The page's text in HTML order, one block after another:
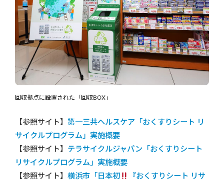
回収拠点に設置された「回収BOX」
【参照サイト】 第一三共ヘルスケア「おくすりシート リ
サイクルプログラム」実施概要
【参照サイト】 テラサイクルジャパン「おくすりシート
リサイクルプログラム」実施概要
【参照サイト】 横浜市「日本初
『おくすりシート リサ